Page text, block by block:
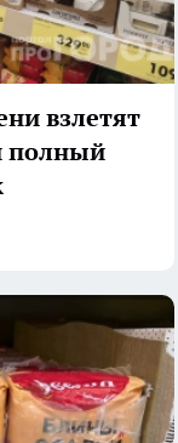
взлетят
полный